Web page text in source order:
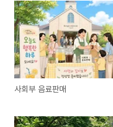
사회부 음료판매